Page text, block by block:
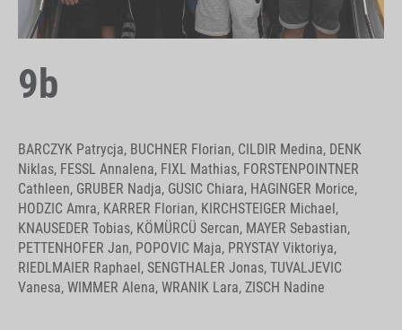
9b
BARCZYK Patrycja, BUCHNER Florian, CILDIR Medina, DENK
Niklas, FESSL Annalena, FIXL Mathias, FORSTENPOINTNER
Cathleen, GRUBER Nadja, GUSIC Chiara, HAGINGER Morice,
HODZIC Amra, KARRER Florian, KIRCHSTEIGER Michael,
KNAUSEDER Tobias, KÖMÜRCÜ Sercan, MAYER Sebastian,
PETTENHOFER Jan, POPOVIC Maja, PRYSTAY Viktoriya,
RIEDLMAIER Raphael, SENGTHALER Jonas, TUVALJEVIC
Vanesa, WIMMER Alena, WRANIK Lara, ZISCH Nadine